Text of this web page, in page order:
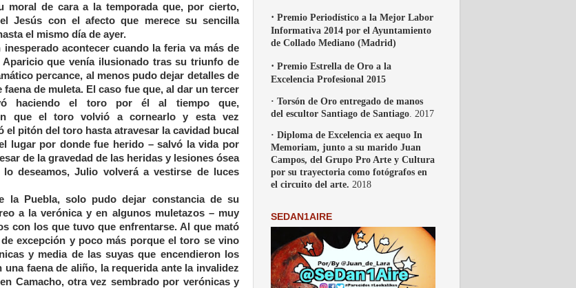
moral de cara a la temporada que, por cierto,
Jesús con el afecto que merece su sencilla
el mismo día de ayer.
acontecer cuando la feria va más de
que venía ilusionado tras su triunfo de
percance, al menos pudo dejar detalles de
de muleta. El caso fue que, al dar un tercer
haciendo el toro por él al tiempo que,
que el toro volvió a cornearlo y esta vez
pitón del toro hasta atravesar la cavidad bucal
lugar por donde fue herido – salvó la vida por
de la gravedad de las heridas y lesiones ósea
deseamos, Julio volverá a vestirse de luces
la Puebla, solo pudo dejar constancia de su
a la verónica y en algunos muletazos – muy
con los que tuvo que enfrentarse. Al que mató
excepción y poco más porque el toro se vino
y media de las suyas que encendieron los
faena de aliño, la requerida ante la invalidez
Camacho, otra vez sembrado por verónicas y
· Premio Periodístico a la Mejor Labor
Informativa 2014 por el Ayuntamiento
de Collado Mediano (Madrid)
· Premio Estrella de Oro a la
Excelencia Profesional 2015
· Torsón de Oro entregado de manos
del escultor Santiago de Santiago . 2017
· Diploma de Excelencia ex aequo In
Memoriam, junto a su marido Juan
Campos, del Grupo Pro Arte y Cultura
por su trayectoria como fotógrafos en
el circuito del arte. 2018
SEDAN1AIRE